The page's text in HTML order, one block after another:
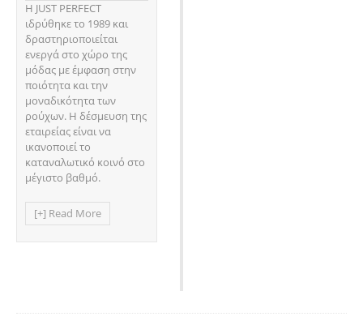
Η JUST PERFECT
ιδρύθηκε το 1989 και
δραστηριοποιείται
ενεργά στο χώρο της
μόδας με έμφαση στην
ποιότητα και την
μοναδικότητα των
ρούχων. Η δέσμευση της
εταιρείας είναι να
ικανοποιεί το
καταναλωτικό κοινό στο
μέγιστο βαθμό.
[+] Read More